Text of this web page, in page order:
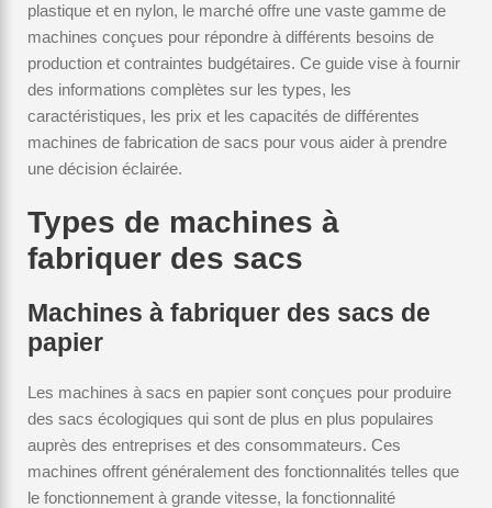
plastique et en nylon, le marché offre une vaste gamme de
machines conçues pour répondre à différents besoins de
production et contraintes budgétaires. Ce guide vise à fournir
des informations complètes sur les types, les
caractéristiques, les prix et les capacités de différentes
machines de fabrication de sacs pour vous aider à prendre
une décision éclairée.
Types de machines à
fabriquer des sacs
Machines à fabriquer des sacs de
papier
Les machines à sacs en papier sont conçues pour produire
des sacs écologiques qui sont de plus en plus populaires
auprès des entreprises et des consommateurs. Ces
machines offrent généralement des fonctionnalités telles que
le fonctionnement à grande vitesse, la fonctionnalité